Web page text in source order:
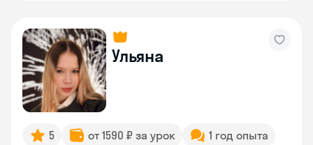
Ульяна
5 от 1590 ₽ за урок
1 год опыта